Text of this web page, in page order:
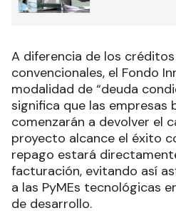
A diferencia de los
convencionales, el Fondo
modalidad de “deuda
significa que las empresas
comenzarán a devolver el
proyecto alcance el éxito
repago estará
facturación, evitando así
a las PyMEs tecnológicas
de desarrollo.